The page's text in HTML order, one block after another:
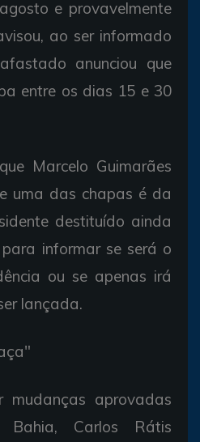
e provavelmente
ao ser informado
anunciou que
entre os dias 15 e 30
Marcelo Guimarães
uma das chapas é da
destituído ainda
informar se será o
ou se apenas irá
lançada.
mudanças aprovadas
Carlos Rátis